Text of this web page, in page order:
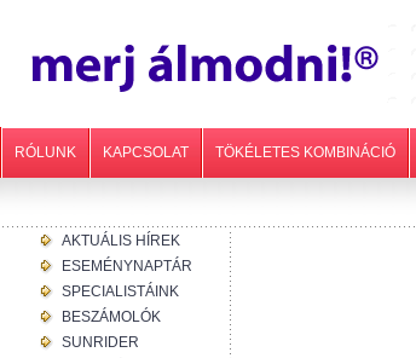
RÓLUNK KAPCSOLAT TÖKÉLETES KOMBINÁCIÓ
AKTUÁLIS HÍREK
ESEMÉNYNAPTÁR
SPECIALISTÁINK
BESZÁMOLÓK
SUNRIDER